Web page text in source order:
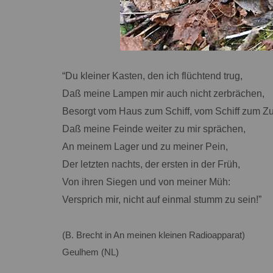
“Du kleiner Kasten, den ich flüchtend trug,
Daß meine Lampen mir auch nicht zerbrächen,
Besorgt vom Haus zum Schiff, vom Schiff zum
Daß meine Feinde weiter zu mir sprächen,
An meinem Lager und zu meiner Pein,
Der letzten nachts, der ersten in der Früh,
Von ihren Siegen und von meiner Müh:
Versprich mir, nicht auf einmal stumm zu sein!”
(B. Brecht in An meinen kleinen Radioapparat)
Geulhem (NL)